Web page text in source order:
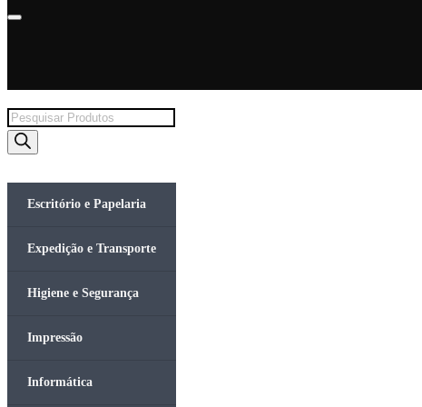
Products
search
Escritório e Papelaria
Expedição e Transporte
Higiene e Segurança
Impressão
Informática